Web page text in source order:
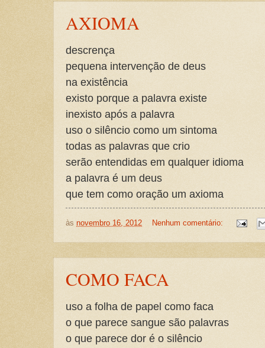
AXIOMA
descrença
pequena intervenção de deus
na existência
existo porque a palavra existe
inexisto após a palavra
uso o silêncio como um sintoma
todas as palavras que crio
serão entendidas em qualquer idioma
a palavra é um deus
que tem como oração um axioma
às novembro 16, 2012 Nenhum comentário:
COMO FACA
uso a folha de papel como faca
o que parece sangue são palavras
o que parece dor é o silêncio